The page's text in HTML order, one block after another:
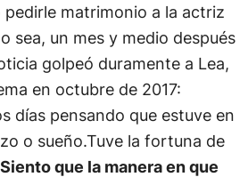
matrimonio a la actriz
sea, un mes y medio después
golpeó duramente a Lea,
en octubre de 2017:
días pensando que estuve en
o sueño.Tuve la fortuna de
Siento que la manera en que